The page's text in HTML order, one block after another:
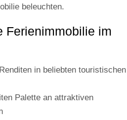
beleuchten.
Ferienimmobilie im
in beliebten touristischen
Palette an attraktiven